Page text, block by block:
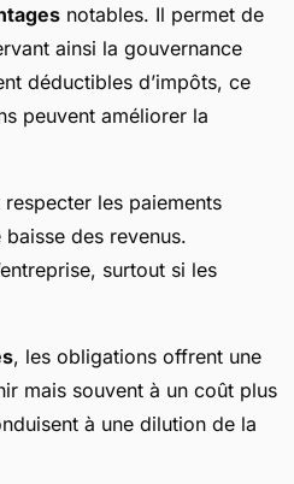
notables. Il permet de
ainsi la gouvernance
déductibles d’impôts, ce
peuvent améliorer la
les paiements
des revenus.
surtout si les
, les obligations offrent une
mais souvent à un coût plus
à une dilution de la